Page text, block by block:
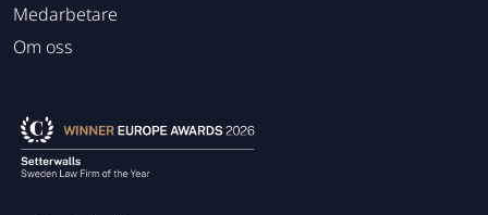
Medarbetare
Om oss